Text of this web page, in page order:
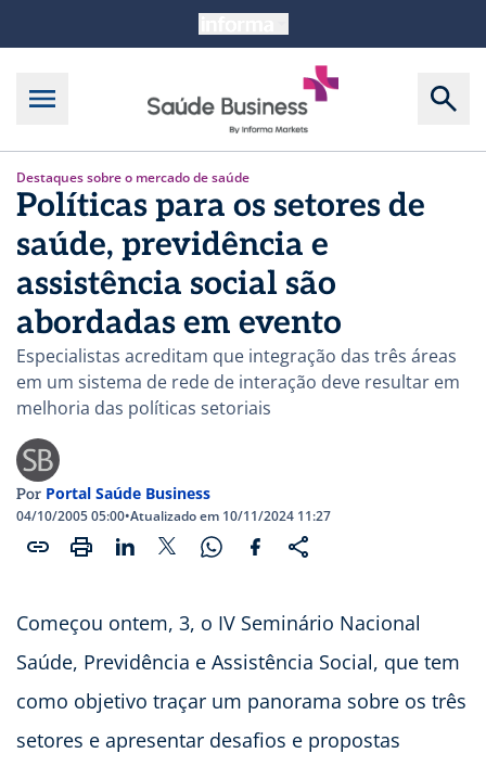
Destaques sobre o mercado de saúde
Políticas para os setores de
saúde, previdência e
assistência social são
abordadas em evento
Especialistas acreditam que integração das três áreas
em um sistema de rede de interação deve resultar em
melhoria das políticas setoriais
Por Portal Saúde Business
04/10/2005 05:00•Atualizado em 10/11/2024 11:27
Começou ontem, 3, o IV Seminário Nacional
Saúde, Previdência e Assistência Social, que tem
como objetivo traçar um panorama sobre os três
setores e apresentar desafios e propostas